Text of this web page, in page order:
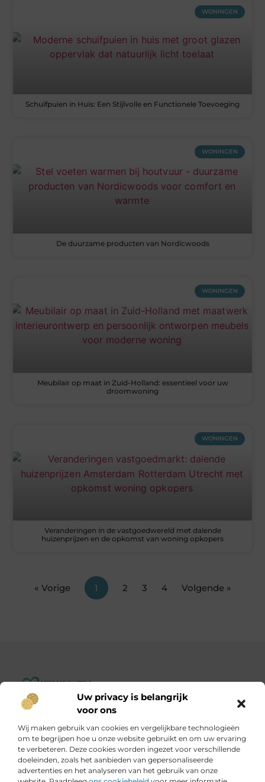
Uw privacy is belangrijk
voor ons
Wij maken gebruik van cookies en vergelijkbare technologieën
om te begrijpen hoe u onze website gebruikt en om uw ervaring
te verbeteren. Deze cookies worden ingezet voor verschillende
doeleinden, zoals het aanbieden van gepersonaliseerde
advertenties en het analyseren van het gebruik van onze
WONINGEN
Schuifpuien in Huis: Een Stijlvolle en Functionele Toevoeging
WONINGEN
De duurzame producten van Nordicwoods
WONINGEN
Meubilair op maat in Zuid-Holland: essentieel voor uw
droomwoning
WONINGEN
Veranderingen in de vastgoedwereld met dalende
huizenprijzen en de opkomst van woning opkopers
« Vorige 1 2 3 4 Volgende »
Goededoelenwereld.nl – Verhalen die inspireren, impact die
Ontdek een diverse verzameling blogs en artikelen over
initiatieven die de wereld een stukje beter maken.
Onze informatie